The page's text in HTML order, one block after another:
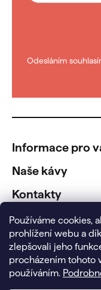
Používáme cookies,
prohlížení webu a
zlepšovali jeho
procházením tohoto
používáním.
Odesláním
Informace pro
Naše kávy
Kontakty
Fakturační